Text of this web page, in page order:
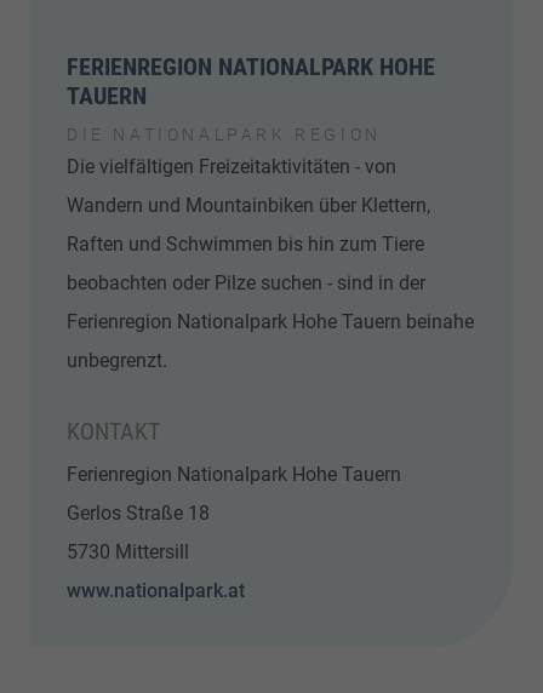
FERIENREGION NATIONALPARK HOHE
TAUERN
DIE NATIONALPARK REGION
Die vielfältigen Freizeitaktivitäten - von
Wandern und Mountainbiken über Klettern,
Raften und Schwimmen bis hin zum Tiere
beobachten oder Pilze suchen - sind in der
Ferienregion Nationalpark Hohe Tauern beinahe
unbegrenzt.
KONTAKT
Ferienregion Nationalpark Hohe Tauern
Gerlos Straße 18
5730 Mittersill
www.nationalpark.at